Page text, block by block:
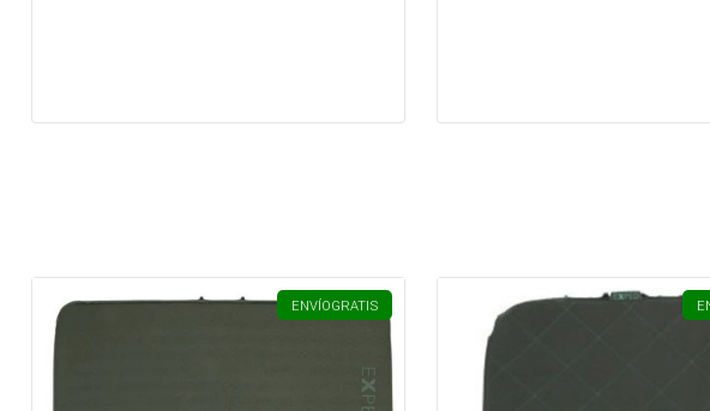
ENVÍOGRATIS